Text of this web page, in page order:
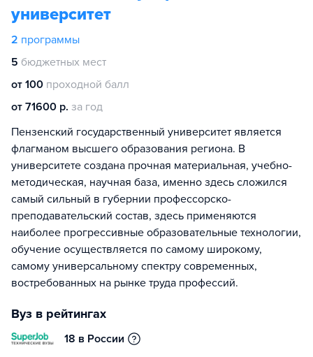
университет
2 программы
5 бюджетных мест
от 100 проходной балл
от 71600 р. за год
Пензенский государственный университет является
флагманом высшего образования региона. В
университете создана прочная материальная, учебно-
методическая, научная база, именно здесь сложился
самый сильный в губернии профессорско-
преподавательский состав, здесь применяются
наиболее прогрессивные образовательные технологии,
обучение осуществляется по самому широкому,
самому универсальному спектру современных,
востребованных на рынке труда профессий.
Вуз в рейтингах
18 в России